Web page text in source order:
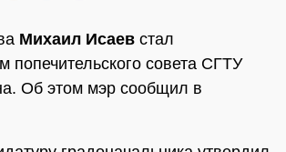
Михаил Исаев стал
попечительского совета СГТУ
Об этом мэр сообщил в